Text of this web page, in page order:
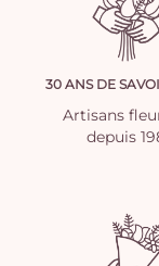
30 ANS DE
Artisans
depuis